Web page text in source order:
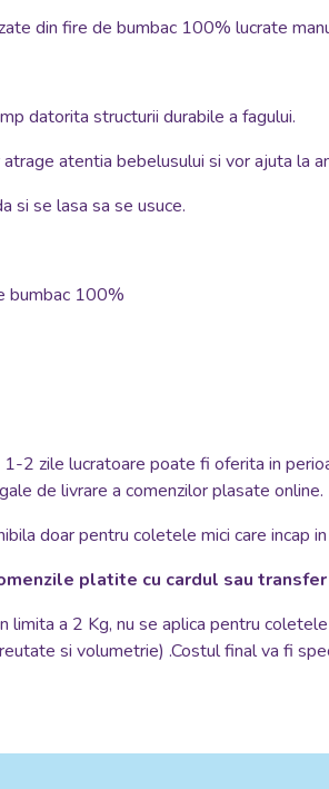
din fire de bumbac 100% lucrate
datorita structurii durabile a fagului.
atentia bebelusului si vor ajuta la
si se lasa sa se usuce.
bumbac 100%
2 zile lucratoare poate fi oferita in
de livrare a comenzilor plasate online.
doar pentru coletele mici care incap
platite cu cardul sau
limita a 2 Kg, nu se aplica pentru
si volumetrie) .Costul final va fi